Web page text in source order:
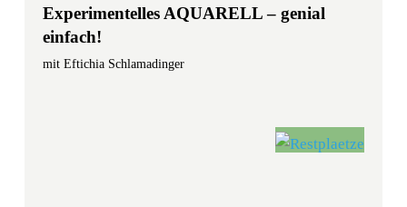
Experimentelles AQUARELL – genial
einfach!
mit Eftichia Schlamadinger